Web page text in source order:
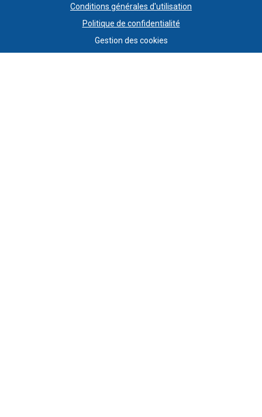
Conditions générales d'utilisation
Politique de confidentialité
Gestion des cookies